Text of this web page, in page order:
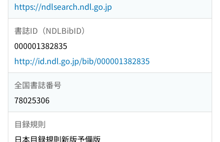
https://ndlsearch.ndl.go.jp
書誌ID（NDLBibID）
000001382835
http://id.ndl.go.jp/bib/000001382835
全国書誌番号
78025306
目録規則
日本目録規則新版予備版